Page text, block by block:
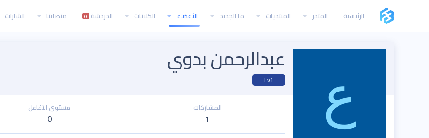
الرئيسية المتجر المنتديات ما الجديد الأعضاء الكلانات الدردشة 0 منصاتنا الشارات
ع
عبدالرحمن بدوي
:: Lv1 ::
المشاركات
1
مستوى التفاعل
0